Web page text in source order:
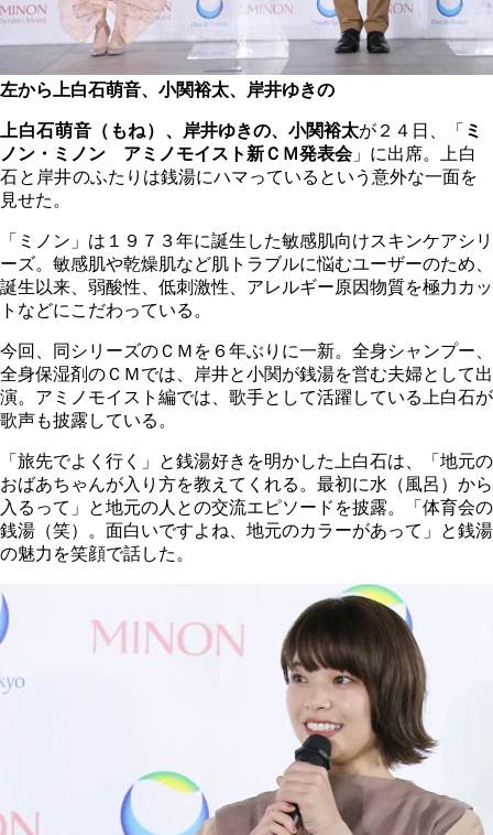
左から上白石萌音、小関裕太、岸井ゆきの
上白石萌音（もね）、 岸井ゆきの、小関裕太が２４日、「 ミ
ノン・ミノン アミノモイスト新ＣＭ発表会」に出席。
上白
石と 岸井のふたりは銭湯にハマっているという意外な一面を
見せた。
「ミノン」は１９７３年に誕生した敏感肌向けスキンケアシリ
ーズ。敏感肌や乾燥肌など肌トラブルに悩むユーザーのため、
誕生以来、弱酸性、低刺激性、アレルギー原因物質を極力カッ
トなどにこだわっている。
今回、同シリーズのＣＭを６年ぶりに一新。全身シャンプー、
全身保湿剤のＣＭでは、岸井と小関が銭湯を営む夫婦として出
演。アミノモイスト編では、歌手として活躍している上白石が
歌声も披露している。
「旅先でよく行く」と銭湯好きを明かした上白石は、「地元の
おばあちゃんが入り方を教えてくれる。最初に水（風呂）から
入るって」と地元の人との交流エピソードを披露。「体育会の
銭湯（笑）。面白いですよね、地元のカラーがあって」と銭湯
の魅力を笑顔で話した。